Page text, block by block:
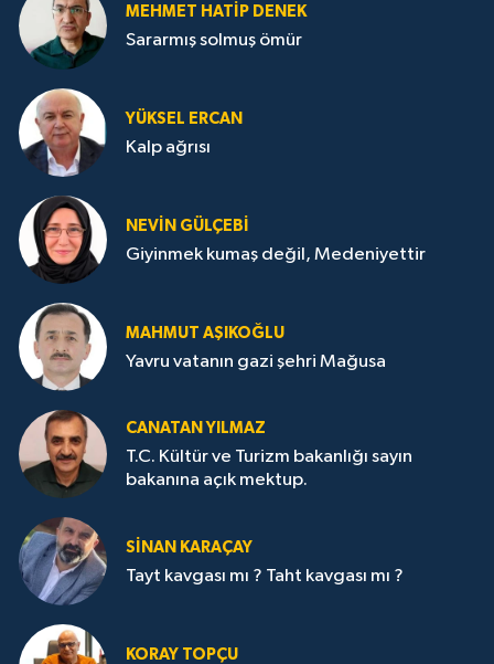
MEHMET HATİP DENEK
Sararmış solmuş ömür
YÜKSEL ERCAN
Kalp ağrısı
NEVİN GÜLÇEBİ
Giyinmek kumaş değil, Medeniyettir
MAHMUT AŞIKOĞLU
Yavru vatanın gazi şehri Mağusa
CANATAN YILMAZ
T.C. Kültür ve Turizm bakanlığı sayın
bakanına açık mektup.
SİNAN KARAÇAY
Tayt kavgası mı ? Taht kavgası mı ?
KORAY TOPÇU